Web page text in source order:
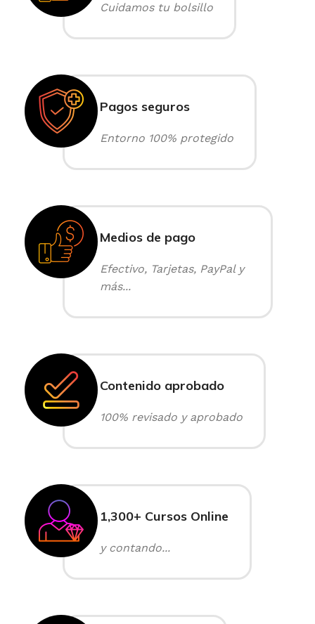
Cuidamos tu bolsillo
Pagos seguros
Entorno 100% protegido
Medios de pago
Efectivo, Tarjetas, PayPal y
más...
Contenido aprobado
100% revisado y aprobado
1,300+ Cursos Online
y contando...